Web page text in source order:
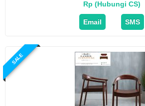
Rp (Hubungi CS)
Email SMS
SALE